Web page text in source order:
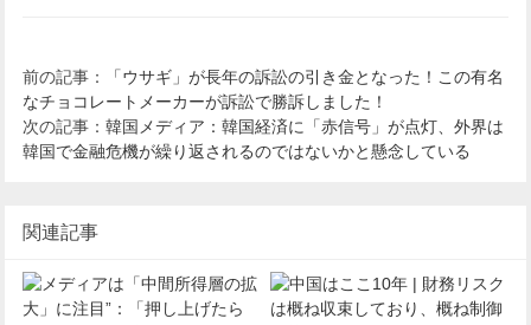
前の記事：
「ウサギ」が長年の訴訟の引き金となった！この有名
なチョコレートメーカーが訴訟で勝訴しました！
次の記事：韓国メディア：韓国経済に「赤信号」が点灯、外界は
韓国で金融危機が繰り返されるのではないかと懸念している
関連記事